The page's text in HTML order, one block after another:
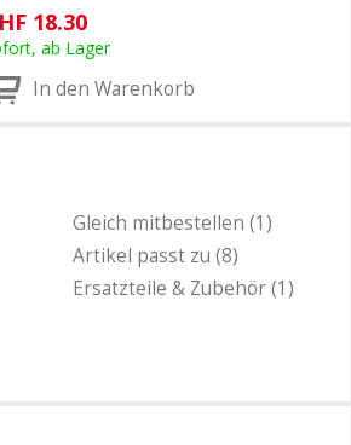
18.30
ab Lager
In den Warenkorb
Gleich mitbestellen (1)
Artikel passt zu (8)
Ersatzteile & Zubehör (1)